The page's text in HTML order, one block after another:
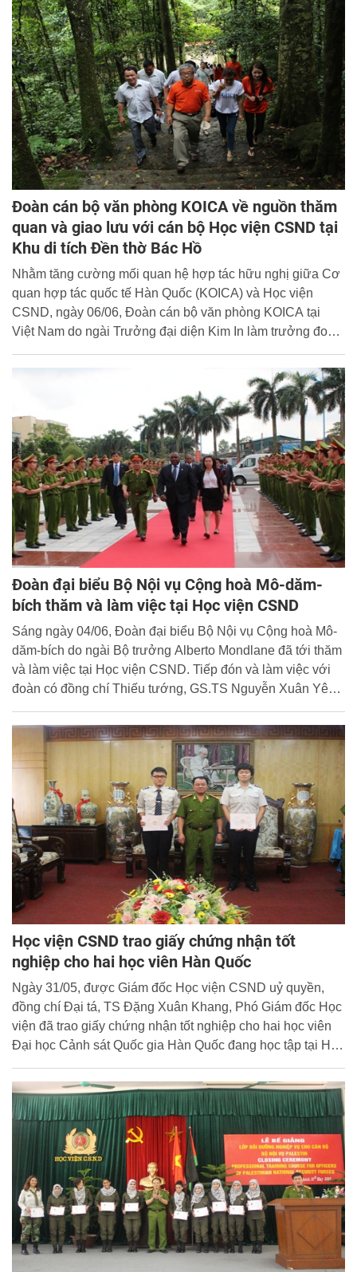
Đoàn cán bộ văn phòng KOICA về nguồn thăm
quan và giao lưu với cán bộ Học viện CSND tại
Khu di tích Đền thờ Bác Hồ
Nhằm tăng cường mối quan hệ hợp tác hữu nghị giữa Cơ
quan hợp tác quốc tế Hàn Quốc (KOICA) và Học viện
CSND, ngày 06/06, Đoàn cán bộ văn phòng KOICA tại
Việt Nam do ngài Trưởng đại diện Kim In làm trưởng đoàn
cán bộ Học viện CSND tại Khu di tích Đền thờ Bác Hồ -
Đoàn đại biểu Bộ Nội vụ Cộng hoà Mô-dăm-
bích thăm và làm việc tại Học viện CSND
Sáng ngày 04/06, Đoàn đại biểu Bộ Nội vụ Cộng hoà Mô-
dăm-bích do ngài Bộ trưởng Alberto Mondlane đã tới thăm
và làm việc tại Học viện CSND. Tiếp đón và làm việc với
đoàn có đồng chí Thiếu tướng, GS.TS Nguyễn Xuân Yêm,
Khang, Phó Giám đốc Học viện; đại diện lãnh đạo Vụ hợp
tác Quốc tế - Bộ Công an và đại diện lãnh đạo các Khoa,
Bộ môn, Phòng, Ban, Trung tâm thuộc Học viện.
Học viện CSND trao giấy chứng nhận tốt
nghiệp cho hai học viên Hàn Quốc
Ngày 31/05, được Giám đốc Học viện CSND uỷ quyền,
đồng chí Đại tá, TS Đặng Xuân Khang, Phó Giám đốc Học
viện đã trao giấy chứng nhận tốt nghiệp cho hai học viên
Đại học Cảnh sát Quốc gia Hàn Quốc đang học tập tại Học
viện.